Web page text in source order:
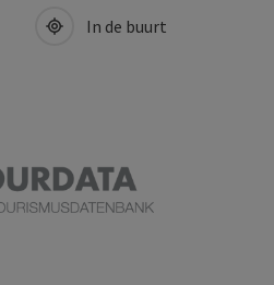
In de buurt